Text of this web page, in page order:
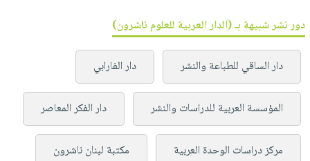
دور نشر شبيهة بـ (الدار العربية للعلوم ناشرون)
دار الساقي للطباعة والنشر دار الفارابي
المؤسسة العربية للدراسات والنشر دار الفكر المعاصر
مركز دراسات الوحدة العربية مكتبة لبنان ناشرون